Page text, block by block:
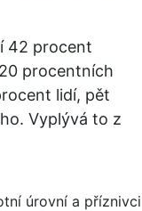
42 procent
procentních
lidí, pět
Vyplývá to z
úrovní a příznivci